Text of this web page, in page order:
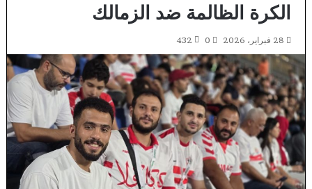
الكرة الظالمة ضد الزمالك
28 فبراير، 2026 0
432